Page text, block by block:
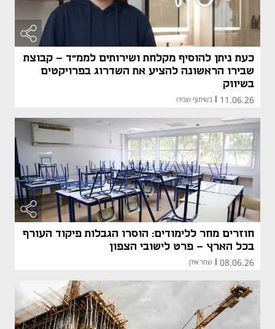
כעת ניתן להוסיף מקלחת ושירותים לממ"ד - קבוצת
שבירו הראשונה להציע את השדרוג בפרויקטים
בשיווק
11.06.26 בשיתוף שבירו
חוזרים מחר ללימודים: הוסרו הגבלות פיקוד העורף
בכל הארץ - פרט לישובי הצפון
08.06.26 שחר אילן